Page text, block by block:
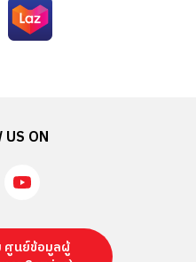
US ON
ศูนย์ข้อมูลผู้